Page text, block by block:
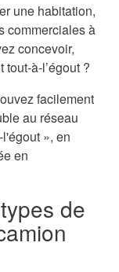
une habitation,
commerciales à
concevoir,
à-l’égout ?
facilement
au réseau
», en
en
de